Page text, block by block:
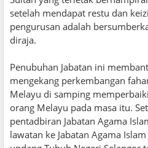
setelah mendapat restu dan
pengurusan adalah
diraja.
Penubuhan Jabatan ini
mengekang perkembangan
Melayu di samping
orang Melayu pada masa itu.
pentadbiran Jabatan Agama
lawatan ke Jabatan Agama